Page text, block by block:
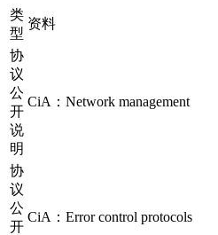
类
型
资料
协
议
公
开
说
明
CiA：Network management
协
议
公
开
CiA：Error control protocols